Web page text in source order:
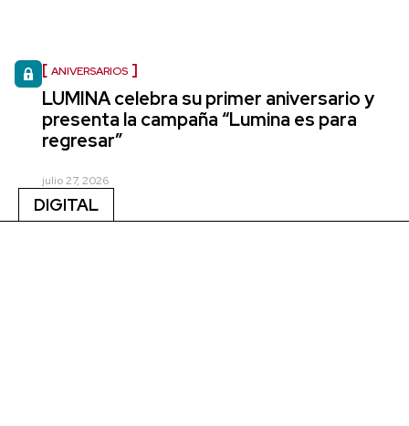
ANIVERSARIOS
LUMINA celebra su primer aniversario y
presenta la campaña “Lumina es para
regresar”
julio 27, 2026
DIGITAL